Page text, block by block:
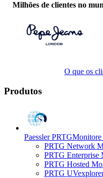
Milhões de clientes no
O que os
Produtos
Paessler PRTGMonitore
PRTG Network
PRTG Enterprise
PRTG Hosted
PRTG